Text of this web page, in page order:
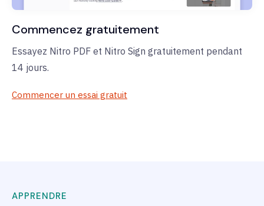
Commencez gratuitement
Essayez Nitro PDF et Nitro Sign gratuitement pendant
14 jours.
Commencer un essai gratuit
APPRENDRE